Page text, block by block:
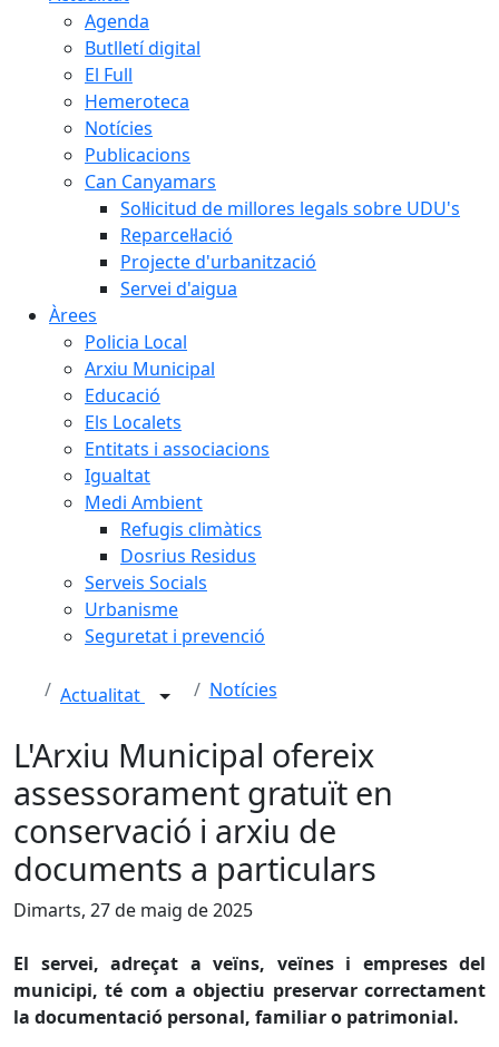
Agenda
Butlletí digital
El Full
Hemeroteca
Notícies
Publicacions
Can Canyamars
Sol·licitud de millores legals sobre UDU's
Reparcel·lació
Projecte d'urbanització
Servei d'aigua
Àrees
Policia Local
Arxiu Municipal
Educació
Els Localets
Entitats i associacions
Igualtat
Medi Ambient
Refugis climàtics
Dosrius Residus
Serveis Socials
Urbanisme
Seguretat i prevenció
Actualitat Notícies
L'Arxiu Municipal ofereix
assessorament gratuït en
conservació i arxiu de
documents a particulars
Dimarts, 27 de maig de 2025
El servei, adreçat a veïns, veïnes i empreses del
municipi, té com a objectiu preservar correctament
la documentació personal, familiar o patrimonial.